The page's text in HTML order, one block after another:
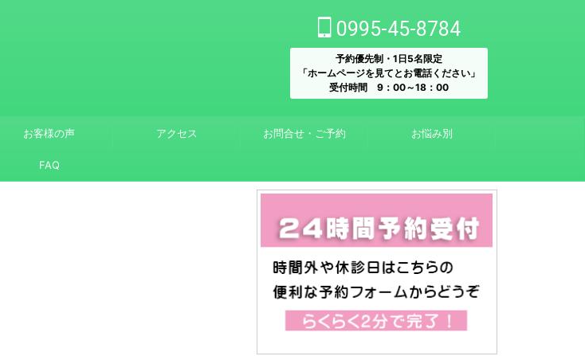
0995-45-8784
予約優先制・1日5名限定
「ホームページを見てとお電話ください」
受付時間 9：00～18：00
お客様の声 アクセス お問合せ・ご予約 お悩み別
FAQ